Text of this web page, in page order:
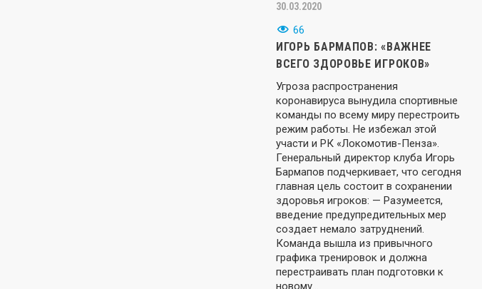
30.03.2020
66
ИГОРЬ БАРМАПОВ: «ВАЖНЕЕ
ВСЕГО ЗДОРОВЬЕ ИГРОКОВ»
Угроза распространения
коронавируса вынудила спортивные
команды по всему миру перестроить
режим работы. Не избежал этой
участи и РК «Локомотив-Пенза».
Генеральный директор клуба Игорь
Бармапов подчеркивает, что сегодня
главная цель состоит в сохранении
здоровья игроков: — Разумеется,
введение предупредительных мер
создает немало затруднений.
Команда вышла из привычного
графика тренировок и должна
перестраивать план подготовки к
новому…